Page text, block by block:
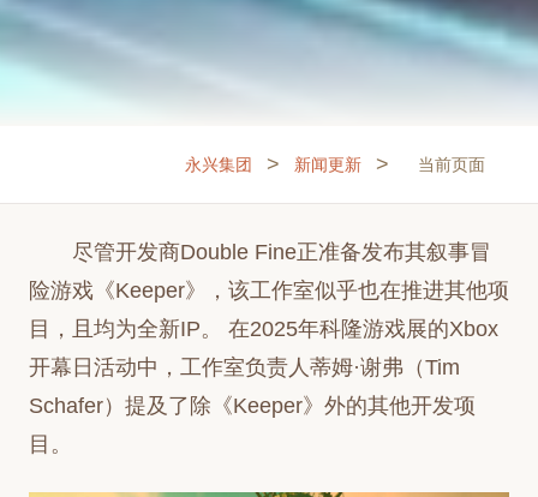
永兴集团 > 新闻更新 > 当前页面
尽管开发商Double Fine正准备发布其叙事冒
险游戏《Keeper》，该工作室似乎也在推进其他项
目，且均为全新IP。 在2025年科隆游戏展的Xbox
开幕日活动中，工作室负责人蒂姆·谢弗（Tim
Schafer）提及了除《Keeper》外的其他开发项
目。